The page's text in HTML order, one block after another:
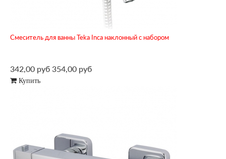
Смеситель для ванны Teka Inca наклонный с набором
342,00 руб 354,00 руб
Купить